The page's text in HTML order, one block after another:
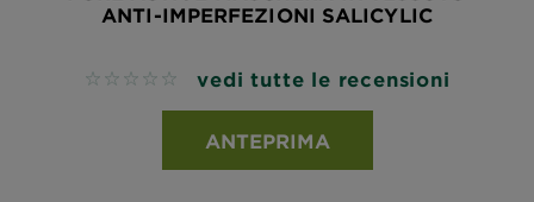
ANTI-IMPERFEZIONI SALICYLIC
No reviews vedi tutte le recensioni
ANTEPRIMA